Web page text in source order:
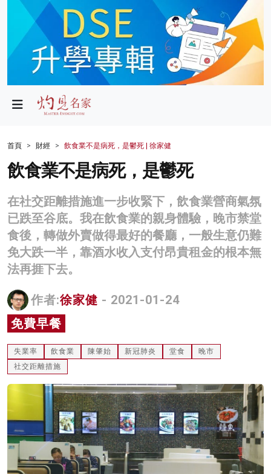
政局
財經
生活
商業
科技
影片
名家榜
灼見活動
首頁 財經 飲食業不是病死，是鬱死 | 徐家健
飲食業不是病死，是鬱死
在社交距離措施進一步收緊下，飲食業營商氣氛
已跌至谷底。我在飲食業的親身體驗，晚市禁堂
食後，轉做外賣做得最好的餐廳，一般生意仍難
免大跌一半，靠酒水收入支付昂貴租金的根本無
法再捱下去。
作者:徐家健 - 2021-01-24
免費早餐
失業率 飲食業 陳肇始 新冠肺炎 堂食
晚市
社交距離措施